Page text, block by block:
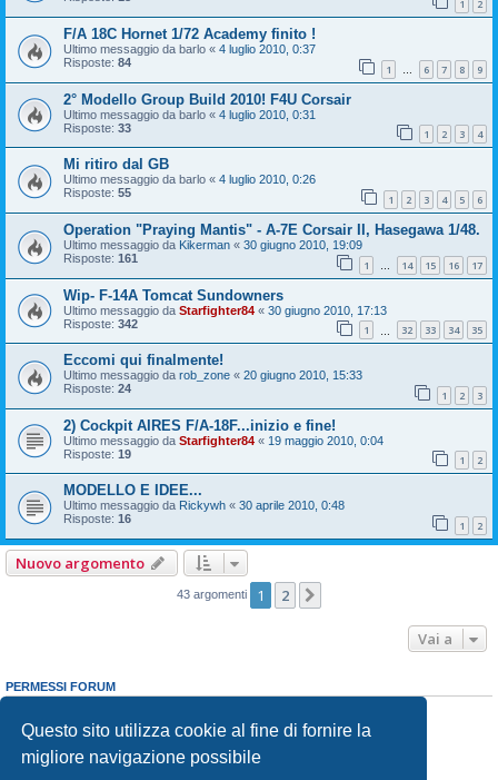
Questo sito utilizza cookie al fine di fornire la
migliore navigazione possibile
1 2
F/A 18C Hornet 1/72 Academy finito !
Ultimo messaggio da barlo « 4 luglio 2010, 0:37
Risposte: 84 1 … 6 7 8 9
2° Modello Group Build 2010! F4U Corsair
Ultimo messaggio da barlo « 4 luglio 2010, 0:31
Risposte: 33 1 2 3 4
Mi ritiro dal GB
Ultimo messaggio da barlo « 4 luglio 2010, 0:26
Risposte: 55 1 2 3 4 5 6
Operation "Praying Mantis" - A-7E Corsair II, Hasegawa 1/48.
Ultimo messaggio da Kikerman « 30 giugno 2010, 19:09
Risposte: 161 1 14 15 16 17
Wip- F-14A Tomcat Sundowners
Ultimo messaggio da Starfighter84 « 30 giugno 2010, 17:13
Risposte: 342 1 32 33 34 35
Eccomi qui finalmente!
Ultimo messaggio da rob_zone « 20 giugno 2010, 15:33
Risposte: 24 1 2 3
2) Cockpit AIRES F/A-18F...inizio e fine!
Ultimo messaggio da Starfighter84 « 19 maggio 2010, 0:04
Risposte: 19 1 2
MODELLO E IDEE...
Ultimo messaggio da Rickywh « 30 aprile 2010, 0:48
Risposte: 16 1 2
Nuovo argomento
43 argomenti 1 2
Vai a
PERMESSI FORUM
Non puoi
rispondere negli argomenti
Non puoimodificare i tuoi messaggi
Non puoicancellare i tuoi messaggi
Non puoi
inviare allegati